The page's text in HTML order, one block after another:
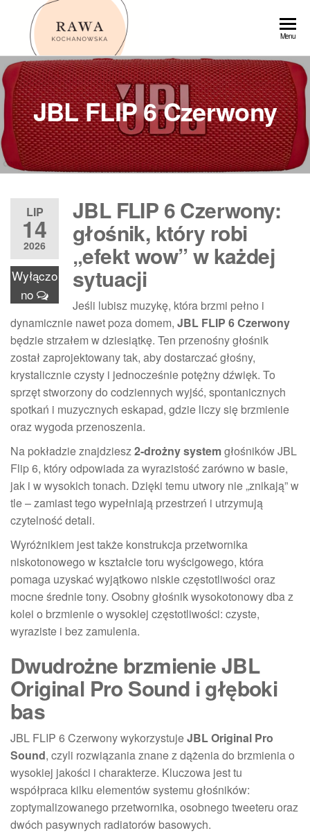
Przejdź
Menu
JBL FLIP 6 Czerwony
LIP
14
2026
Wyłączo
no
JBL FLIP 6 Czerwony:
głośnik, który robi
„efekt wow” w każdej
sytuacji
Jeśli lubisz muzykę, która brzmi pełno i
dynamicznie nawet poza domem, JBL FLIP 6 Czerwony
będzie strzałem w dziesiątkę. Ten przenośny głośnik
został zaprojektowany tak, aby dostarczać głośny,
krystalicznie czysty i jednocześnie potężny dźwięk. To
sprzęt stworzony do codziennych wyjść, spontanicznych
spotkań i muzycznych eskapad, gdzie liczy się brzmienie
oraz wygoda przenoszenia.
Na pokładzie znajdziesz2-drożny systemgłośników JBL
Flip 6, który odpowiada za wyrazistość zarówno w basie,
jak i w wysokich tonach. Dzięki temu utwory nie „znikają” w
tle – zamiast tego wypełniają przestrzeń i utrzymują
czytelność detali.
Wyróżnikiem jest także konstrukcja przetwornika
niskotonowego w kształcie toru wyścigowego, która
pomaga uzyskać wyjątkowo niskie częstotliwości oraz
mocne średnie tony. Osobny głośnik wysokotonowy dba z
kolei o brzmienie o wysokiej częstotliwości: czyste,
wyraziste i bez zamulenia.
Dwudrożne brzmienie JBL
Original Pro Sound i głęboki
bas
JBL FLIP 6 Czerwony wykorzystujeJBL Original Pro
Sound, czyli rozwiązania znane z dążenia do brzmienia o
wysokiej jakości i charakterze. Kluczowa jest tu
współpraca kilku elementów systemu głośników:
zoptymalizowanego przetwornika, osobnego tweeteru oraz
dwóch pasywnych radiatorów basowych.